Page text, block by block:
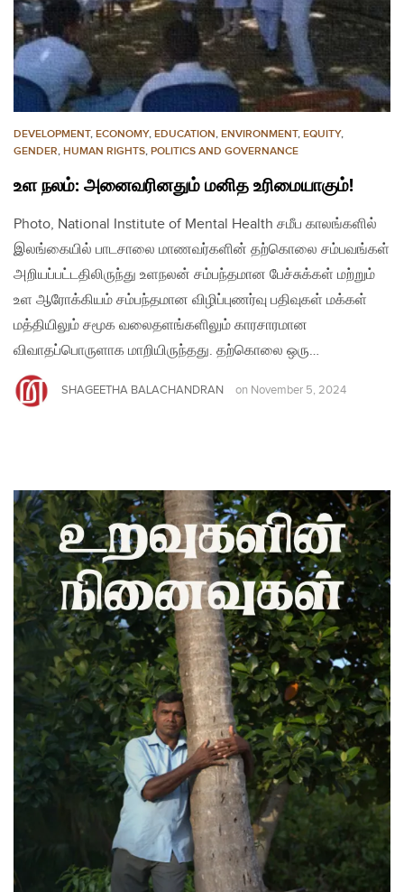
DEVELOPMENT, ECONOMY, EDUCATION, ENVIRONMENT, EQUITY,
GENDER, HUMAN RIGHTS, POLITICS AND GOVERNANCE
உள நலம்: அனைவரினதும் மனித உரிமையாகும்!
Photo, National Institute of Mental Health சமீப காலங்களில்
இலங்கையில் பாடசாலை மாணவர்களின் தற்கொலை சம்பவங்கள்
அறியப்பட்டதிலிருந்து உளநலன் சம்பந்தமான பேச்சுக்கள் மற்றும்
உள ஆரோக்கியம் சம்பந்தமான விழிப்புணர்வு பதிவுகள் மக்கள்
மத்தியிலும் சமூக வலைதளங்களிலும் காரசாரமான
விவாதப்பொருளாக மாறியிருந்தது. தற்கொலை ஒரு…
SHAGEETHA BALACHANDRAN on November 5, 2024